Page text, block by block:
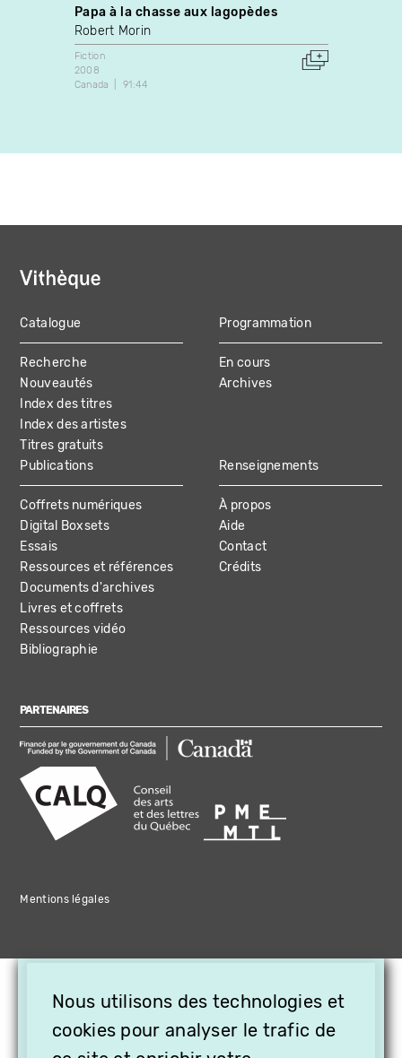
Papa à la chasse aux lagopèdes
Robert Morin
Fiction
2008
Canada
91:44
MAIN
NAVIGATION
Catalogue
Recherche
Nouveautés
Index des titres
Index des artistes
Titres gratuits
Programmation
En cours
Archives
Publications
Coffrets numériques
Digital Boxsets
Essais
Ressources et références
Documents d'archives
Livres et coffrets
Ressources vidéo
Bibliographie
Renseignements
À propos
Aide
Contact
Crédits
PARTENAIRES
Mentions légales
Nous utilisons des technologies et
cookies pour analyser le trafic de
OFFREZ LA VIDÉO EN
CADEAU, ABONNEZ VOS